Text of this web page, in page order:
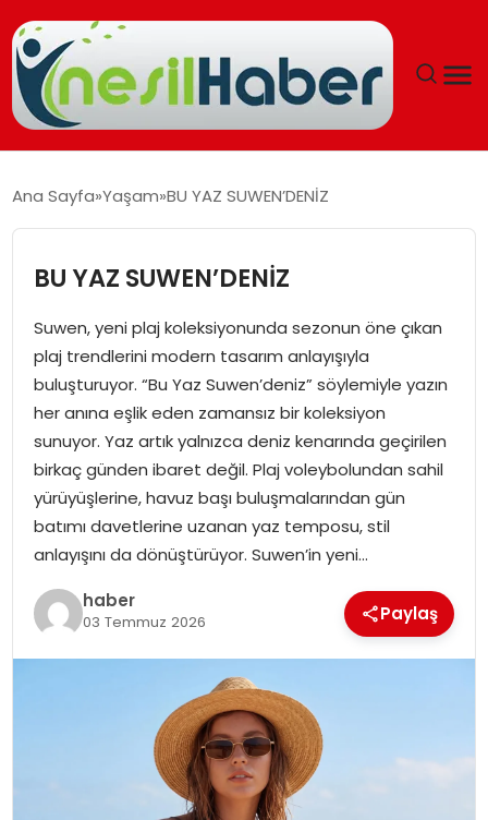
GÜNCEL
YAŞAM
EĞITIM
SOSYAL HABER
SPOR
EKONOMI
TEKNOLOJI
Ana Sayfa Yaşam BU YAZ SUWEN’DENİZ
BU YAZ SUWEN’DENİZ
Suwen, yeni plaj koleksiyonunda sezonun öne çıkan
plaj trendlerini modern tasarım anlayışıyla
buluşturuyor. “Bu Yaz Suwen’deniz” söylemiyle yazın
her anına eşlik eden zamansız bir koleksiyon
sunuyor. Yaz artık yalnızca deniz kenarında geçirilen
birkaç günden ibaret değil. Plaj voleybolundan sahil
yürüyüşlerine, havuz başı buluşmalarından gün
batımı davetlerine uzanan yaz temposu, stil
anlayışını da dönüştürüyor. Suwen’in yeni…
haber
03 Temmuz 2026 Paylaş